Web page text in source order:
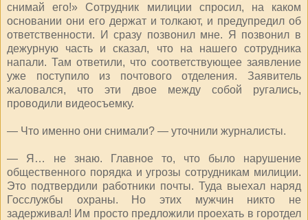
снимай его!» Сотрудник милиции спросил, на каком
основании они его держат и толкают, и предупредил об
ответственности. И сразу позвонил мне. Я позвонил в
дежурную часть и сказал, что на нашего сотрудника
напали. Там ответили, что соответствующее заявление
уже поступило из почтового отделения. Заявитель
жаловался, что эти двое между собой ругались,
проводили видеосъемку.
— Что именно они снимали? — уточнили журналисты.
— Я… не знаю. Главное то, что было нарушение
общественного порядка и угрозы сотрудникам милиции.
Это подтвердили работники почты. Туда выехал наряд
Госслужбы охраны. Но этих мужчин никто не
задерживал! Им просто предложили проехать в горотдел